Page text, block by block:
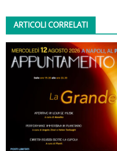
ARTICOLI CORRELATI